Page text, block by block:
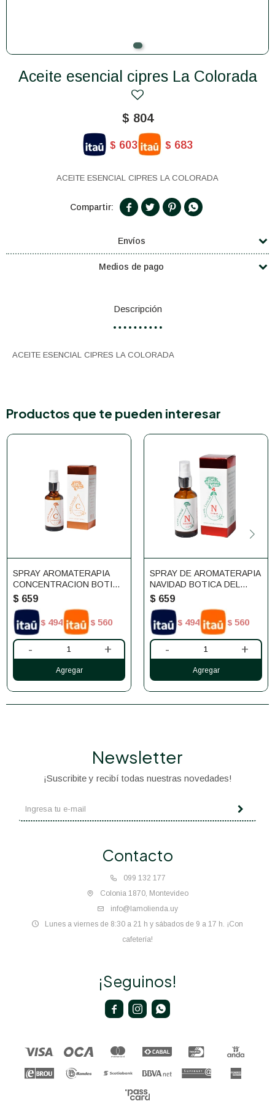
Aceite esencial cipres La Colorada
$ 804
$ 603 $ 683
ACEITE ESENCIAL CIPRES LA COLORADA
   
Envíos
Medios de pago
Descripción
ACEITE ESENCIAL CIPRES LA COLORADA
Productos que te pueden interesar
SPRAY AROMATERAPIA
CONCENTRACION BOTICA
DEL SEÑOR 55ML
$ 659
$ 494 $ 560
- +
SPRAY DE AROMATERAPIA
NAVIDAD BOTICA DEL
SEÑOR 55ML
$ 659
$ 494 $ 560
- +
Contacto
099 132 177
Colonia 1870, Montevideo
info@lamolienda.uy
Lunes a viernes de 8:30 a 21 h y sábados de 9 a 17 h. ¡Con
cafetería!
Newsletter
¡Suscribite y recibí todas nuestras novedades!
¡Seguinos!
  